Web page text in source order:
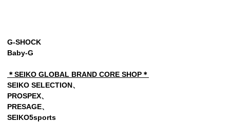
G-SHOCK
Baby-G
＊SEIKO GLOBAL BRAND CORE SHOP＊
SEIKO SELECTION、
PROSPEX、
PRESAGE、
SEIKO5sports